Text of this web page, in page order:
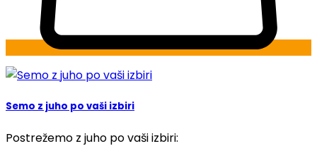
Semo z juho po vaši izbiri
Postrežemo z juho po vaši izbiri: